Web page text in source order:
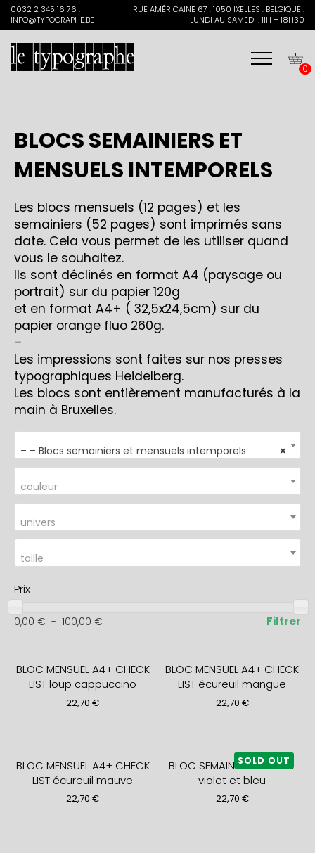
Search
for:0032 2 345 16 76 .
INFO@TYPOGRAPHE.BE
RUE AMÉRICAINE 67 . 1050 IXELLES . BELGIQUE .
LUNDI AU SAMEDI . 11H – 18H30
0
BLOCS SEMAINIERS ET
MENSUELS INTEMPORELS
Les blocs mensuels (12 pages) et les
semainiers (52 pages) sont imprimés sans
date. Cela vous permet de les utiliser quand
vous le souhaitez.
Ils sont déclinés en format A4 (paysage ou
portrait) sur du papier 120g
et en format A4+ ( 32,5x24,5cm) sur du
papier orange fluo 260g.
–
Les impressions sont faites sur nos presses
typographiques Heidelberg.
Les blocs sont entièrement manufacturés à la
main à Bruxelles.
×
– – Blocs semainiers et mensuels intemporels
couleur
univers
taille
Prix
0,00 € - 100,00 € Filtrer
BLOC MENSUEL A4+ CHECK
LIST loup cappuccino
22,70€
BLOC MENSUEL A4+ CHECK
LIST écureuil mangue
22,70 €
BLOC MENSUEL A4+ CHECK
LIST écureuil mauve
22,70€
BLOC SEMAINIER VERTICAL
violet et bleu
22,70 €
SOLD OUT